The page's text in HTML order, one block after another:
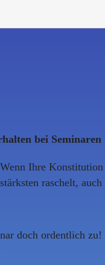
bei Seminaren
Ihre
raschelt, auch
doch ordentlich